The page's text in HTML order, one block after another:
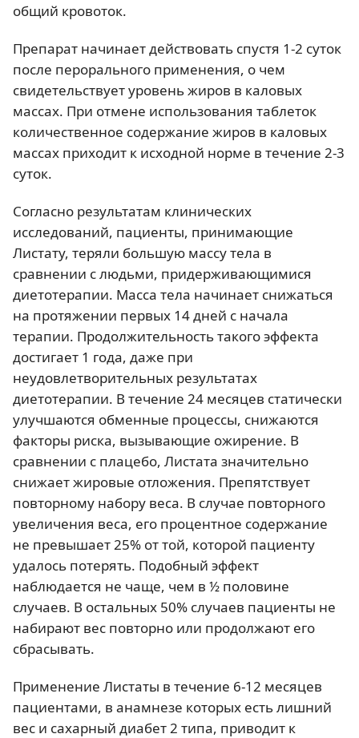
общий кровоток.
Препарат начинает действовать спустя 1-2 суток
после перорального применения, о чем
свидетельствует уровень жиров в каловых
массах. При отмене использования таблеток
количественное содержание жиров в каловых
массах приходит к исходной норме в течение 2-3
суток.
Согласно результатам клинических
исследований, пациенты, принимающие
Листату, теряли большую массу тела в
сравнении с людьми, придерживающимися
диетотерапии. Масса тела начинает снижаться
на протяжении первых 14 дней с начала
терапии. Продолжительность такого эффекта
достигает 1 года, даже при
неудовлетворительных результатах
диетотерапии. В течение 24 месяцев статически
улучшаются обменные процессы, снижаются
факторы риска, вызывающие ожирение. В
сравнении с плацебо, Листата значительно
снижает жировые отложения. Препятствует
повторному набору веса. В случае повторного
увеличения веса, его процентное содержание
не превышает 25% от той, которой пациенту
удалось потерять. Подобный эффект
наблюдается не чаще, чем в ½ половине
случаев. В остальных 50% случаев пациенты не
набирают вес повторно или продолжают его
сбрасывать.
Применение Листаты в течение 6-12 месяцев
пациентами, в анамнезе которых есть лишний
вес и сахарный диабет 2 типа, приводит к